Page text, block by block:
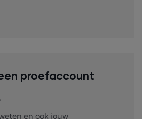
proefaccount
en ook jouw